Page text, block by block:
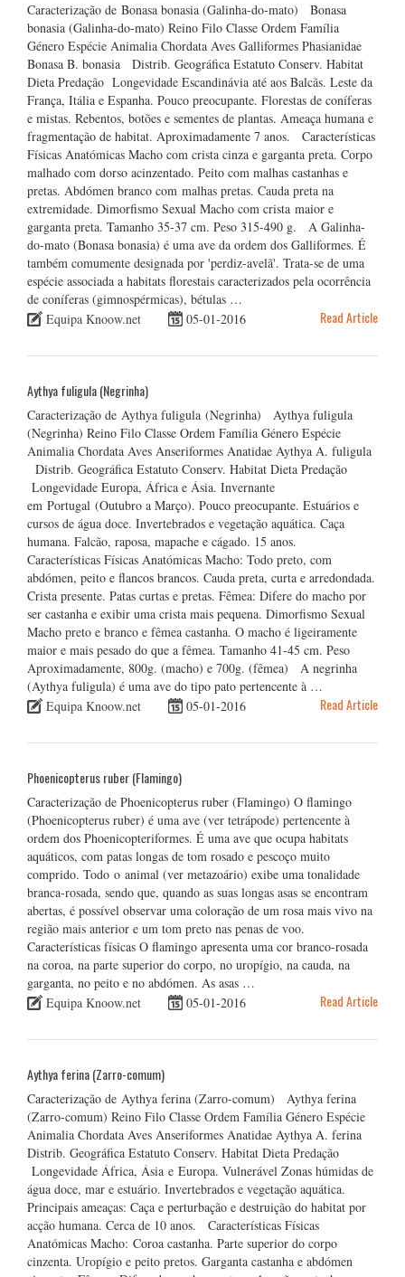
Caracterização de Bonasa bonasia (Galinha-do-mato) Bonasa
bonasia (Galinha-do-mato) Reino Filo Classe Ordem Família
Género Espécie Animalia Chordata Aves Galliformes Phasianidae
Bonasa B. bonasia Distrib. Geográfica Estatuto Conserv. Habitat
Dieta Predação Longevidade Escandinávia até aos Balcãs. Leste da
França, Itália e Espanha. Pouco preocupante. Florestas de coníferas
e mistas. Rebentos, botões e sementes de plantas. Ameaça humana e
fragmentação de habitat. Aproximadamente 7 anos. Características
Físicas Anatómicas Macho com crista cinza e garganta preta. Corpo
malhado com dorso acinzentado. Peito com malhas castanhas e
pretas. Abdómen branco com malhas pretas. Cauda preta na
extremidade. Dimorfismo Sexual Macho com crista maior e
garganta preta. Tamanho 35-37 cm. Peso 315-490 g. A Galinha-
do-mato (Bonasa bonasia) é uma ave da ordem dos Galliformes. É
também comumente designada por 'perdiz-avelã'. Trata-se de uma
espécie associada a habitats florestais caracterizados pela ocorrência
de coníferas (gimnospérmicas), bétulas …
Equipa Knoow.net
05-01-2016 Read Article
Aythya fuligula (Negrinha)
Caracterização de Aythya fuligula (Negrinha) Aythya fuligula
(Negrinha) Reino Filo Classe Ordem Família Género Espécie
Animalia Chordata Aves Anseriformes Anatidae Aythya A. fuligula
Distrib. Geográfica Estatuto Conserv. Habitat Dieta Predação
Longevidade Europa, África e Ásia. Invernante
em Portugal (Outubro a Março). Pouco preocupante. Estuários e
cursos de água doce. Invertebrados e vegetação aquática. Caça
humana. Falcão, raposa, mapache e cágado. 15 anos.
Características Físicas Anatómicas Macho: Todo preto, com
abdómen, peito e flancos brancos. Cauda preta, curta e arredondada.
Crista presente. Patas curtas e pretas. Fêmea: Difere do macho por
ser castanha e exibir uma crista mais pequena. Dimorfismo Sexual
Macho preto e branco e fêmea castanha. O macho é ligeiramente
maior e mais pesado do que a fêmea. Tamanho 41-45 cm. Peso
Aproximadamente, 800g. (macho) e 700g. (fêmea) A negrinha
(Aythya fuligula) é uma ave do tipo pato pertencente à …
Equipa Knoow.net
05-01-2016 Read Article
Phoenicopterus ruber (Flamingo)
Caracterização de Phoenicopterus ruber (Flamingo) O flamingo
(Phoenicopterus ruber) é uma ave (ver tetrápode) pertencente à
ordem dos Phoenicopteriformes. É uma ave que ocupa habitats
aquáticos, com patas longas de tom rosado e pescoço muito
comprido. Todo o animal (ver metazoário) exibe uma tonalidade
branca-rosada, sendo que, quando as suas longas asas se encontram
abertas, é possível observar uma coloração de um rosa mais vivo na
região mais anterior e um tom preto nas penas de voo.
Características físicas O flamingo apresenta uma cor branco-rosada
na coroa, na parte superior do corpo, no uropígio, na cauda, na
garganta, no peito e no abdómen. As asas …
Equipa Knoow.net
05-01-2016 Read Article
Aythya ferina (Zarro-comum)
Caracterização de Aythya ferina (Zarro-comum) Aythya ferina
(Zarro-comum) Reino Filo Classe Ordem Família Género Espécie
Animalia Chordata Aves Anseriformes Anatidae Aythya A. ferina
Distrib. Geográfica Estatuto Conserv. Habitat Dieta Predação
Longevidade África, Ásia e Europa. Vulnerável Zonas húmidas de
água doce, mar e estuário. Invertebrados e vegetação aquática.
Principais ameaças: Caça e perturbação e destruição do habitat por
acção humana. Cerca de 10 anos. Características Físicas
Anatómicas Macho: Coroa castanha. Parte superior do corpo
cinzenta. Uropígio e peito pretos. Garganta castanha e abdómen